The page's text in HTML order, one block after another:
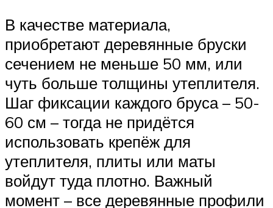
В качестве материала,
приобретают деревянные бруски
сечением не меньше 50 мм, или
чуть больше толщины утеплителя.
Шаг фиксации каждого бруса – 50-
60 см – тогда не придётся
использовать крепёж для
утеплителя, плиты или маты
войдут туда плотно. Важный
момент – все деревянные профили